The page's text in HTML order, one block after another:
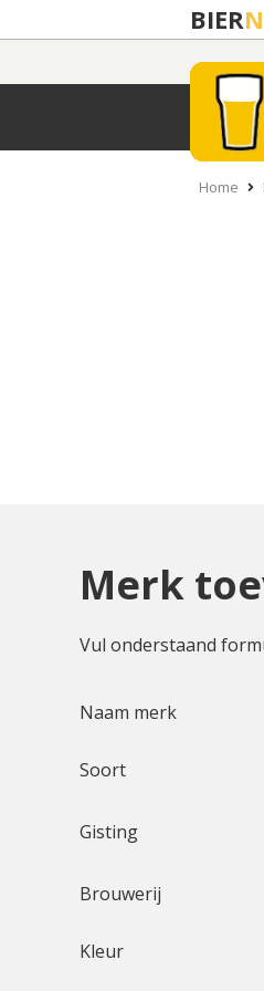
BIER
Home
Merk
Vul onderstaand
Naam merk
Soort
Gisting
Brouwerij
Kleur